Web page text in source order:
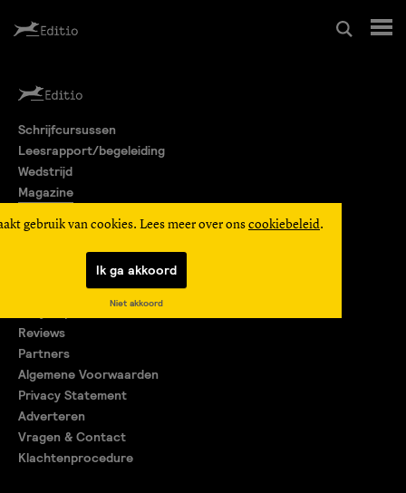
Leesrapport/begeleiding
Wedstrijd
Editio Producties
gebruik van cookies. Lees meer over ons cookiebeleid.
Ik ga akkoord
Niet akkoord
Schrijfcursussen
Leesrapport/begeleiding
Wedstrijd
Magazine
Reviews
Partners
Algemene Voorwaarden
Privacy Statement
Adverteren
Vragen & Contact
Klachtenprocedure